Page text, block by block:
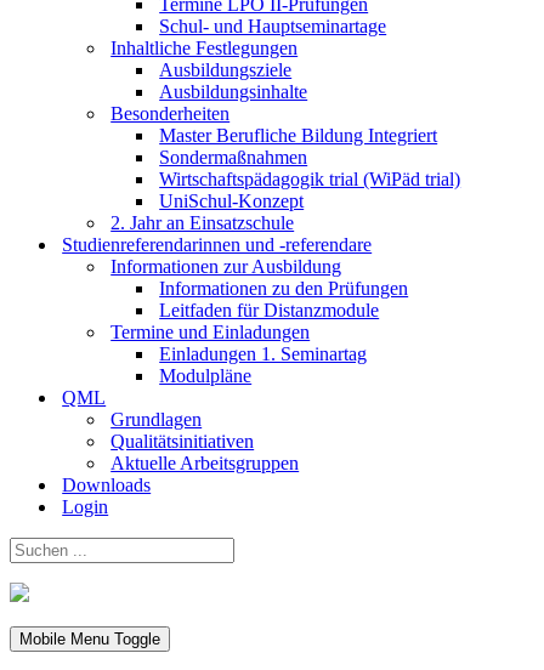
Termine LPO II-Prüfungen
Schul- und Hauptseminartage
Inhaltliche Festlegungen
Ausbildungsziele
Ausbildungsinhalte
Besonderheiten
Master Berufliche Bildung Integriert
Sondermaßnahmen
Wirtschaftspädagogik trial (WiPäd trial)
UniSchul-Konzept
2. Jahr an Einsatzschule
Studienreferendarinnen und -referendare
Informationen zur Ausbildung
Informationen zu den Prüfungen
Leitfaden für Distanzmodule
Termine und Einladungen
Einladungen 1. Seminartag
Modulpläne
QML
Grundlagen
Qualitätsinitiativen
Aktuelle Arbeitsgruppen
Downloads
Login
Mobile Menu Toggle